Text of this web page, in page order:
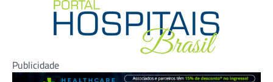
Publicidade